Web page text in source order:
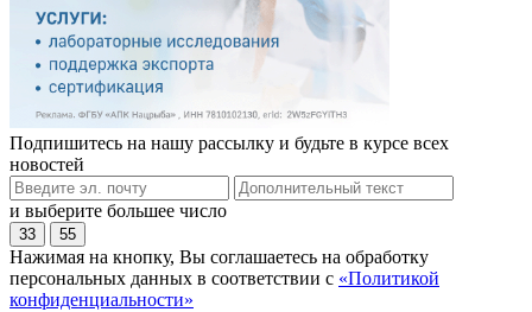
Подпишитесь на нашу рассылку и будьте в курсе всех
новостей
и выберите большее число
33 55
Нажимая на кнопку, Вы соглашаетесь на обработку
персональных данных в соответствии с «Политикой
конфиденциальности»